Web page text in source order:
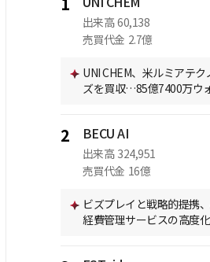
1
出来高 60,138
売買代金 2.7億
UNI CHEM、米ルミアテク
ズを買収…85億7400万ウ
2 BECU AI
出来高 324,951
売買代金 16億
ビズプレイと戦略的提携
経費管理サービスの高度化